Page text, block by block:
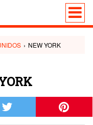
› NEW YORK